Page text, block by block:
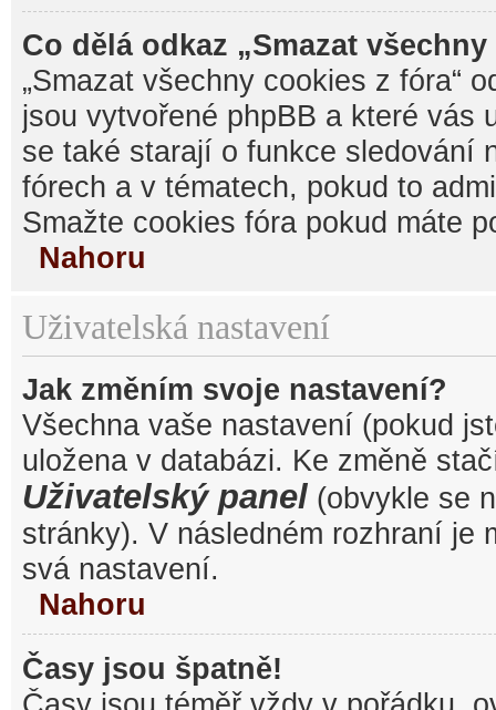
Co dělá odkaz „Smazat
„Smazat všechny cookies z fóra“
jsou vytvořené phpBB a které vás
se také starají o funkce sledování
fórech a v tématech, pokud to
Smažte cookies fóra pokud máte
Nahoru
Uživatelská nastavení
Jak změním svoje nastavení?
Všechna vaše nastavení (pokud
uložena v databázi. Ke změně
Uživatelský panel (obvykle se
stránky). V následném rozhraní je
svá nastavení.
Nahoru
Časy jsou špatně!